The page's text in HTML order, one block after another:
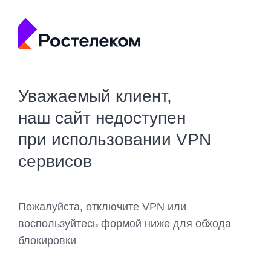
Уважаемый клиент,
наш сайт недоступен
при использовании VPN
сервисов
Пожалуйста, отключите VPN или
воспользуйтесь формой ниже для обхода
блокировки